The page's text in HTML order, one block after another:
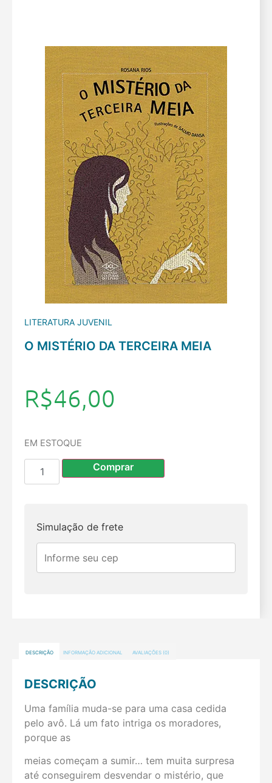
LITERATURA JUVENIL
O MISTÉRIO DA TERCEIRA MEIA
R$46,00
EM ESTOQUE
Comprar
Simulação de frete
DESCRIÇÃO INFORMAÇÃO ADICIONAL AVALIAÇÕES (0)
DESCRIÇÃO
Uma família muda-se para uma casa cedida
pelo avô. Lá um fato intriga os moradores,
porque as
meias começam a sumir… tem muita surpresa
até conseguirem desvendar o mistério, que